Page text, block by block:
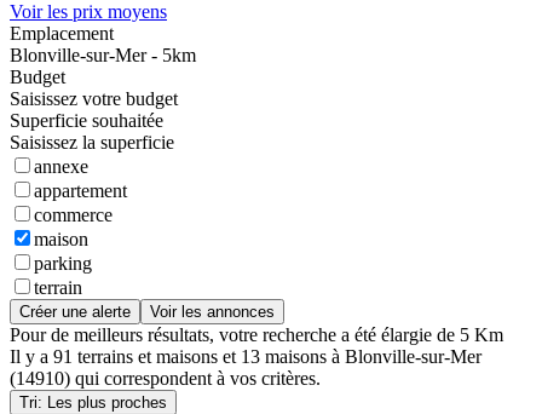
Voir les prix moyens
Emplacement
Blonville-sur-Mer - 5km
Budget
Saisissez votre budget
Superficie souhaitée
Saisissez la superficie
annexe
appartement
commerce
maison
parking
terrain
Créer une alerte Voir les annonces
Pour de meilleurs résultats, votre recherche a été élargie de 5 Km
Il y a 91 terrains et maisons et 13 maisons à Blonville-sur-Mer
(14910) qui correspondent à vos critères.
Tri: Les plus proches